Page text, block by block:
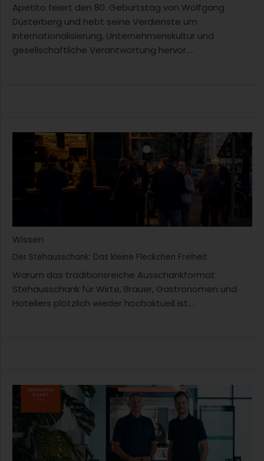
Apetito feiert den 80. Geburtstag von Wolfgang
Düsterberg und hebt seine Verdienste um
Internationalisierung, Unternehmenskultur und
gesellschaftliche Verantwortung hervor....
Wissen
Der Stehausschank: Das kleine Fleckchen Freiheit
Warum das traditionsreiche Ausschankformat
Stehausschank für Wirte, Brauer, Gastronomen und
Hoteliers plötzlich wieder hochaktuell ist....